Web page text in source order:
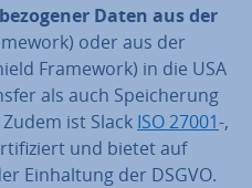
Daten aus der
oder aus der
Framework) in die USA
als auch Spei­che­rung
ist Slack ISO 27001-,
und bietet auf
Ein­hal­tung der DSGVO.